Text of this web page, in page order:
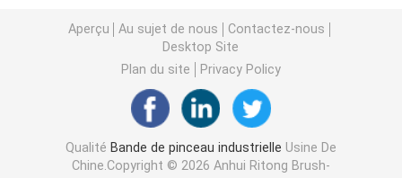
Brosses à roues en nylon abrasif
Pinceau à tubes de fil
Pinceau à ressort en bobine
Aperçu Au sujet de nous
Contactez-nous
Desktop Site
Plan du site
Privacy Policy
Qualité Bande de pinceau industrielle Usine De
Chine.Copyright © 2026 Anhui Ritong Brush-